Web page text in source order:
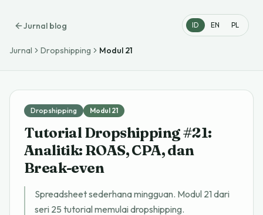
ID EN PL
Jurnal blog
Jurnal Dropshipping Modul 21
Dropshipping Modul 21
Tutorial Dropshipping #21:
Analitik: ROAS, CPA, dan
Break-even
Spreadsheet sederhana mingguan. Modul 21 dari
seri 25 tutorial memulai dropshipping.